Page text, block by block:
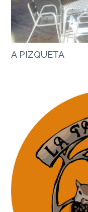
A PIZQUETA